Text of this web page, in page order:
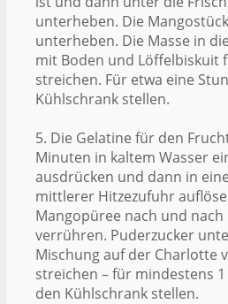
unterheben. Die
unterheben. Die Masse in
mit Boden und Löffelbiskuit
streichen. Für etwa eine
Kühlschrank stellen.
5. Die Gelatine für den
Minuten in kaltem Wasser
ausdrücken und dann in
mittlerer Hitzezufuhr
Mangopüree nach und
verrühren. Puderzucker
Mischung auf der Charlotte
streichen – für mindestens
den Kühlschrank stellen.